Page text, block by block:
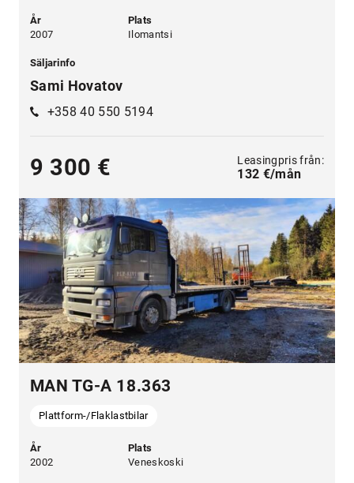
År
2007
Plats
Ilomantsi
Säljarinfo
Sami Hovatov
+358 40 550 5194
9 300 € Leasingpris från:
132 €/mån
MAN TG-A 18.363
Plattform-/Flaklastbilar
År
2002
Plats
Veneskoski